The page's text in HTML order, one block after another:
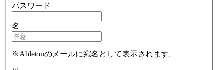
パスワード
名
※Abletonのメールに宛名として表示されます。